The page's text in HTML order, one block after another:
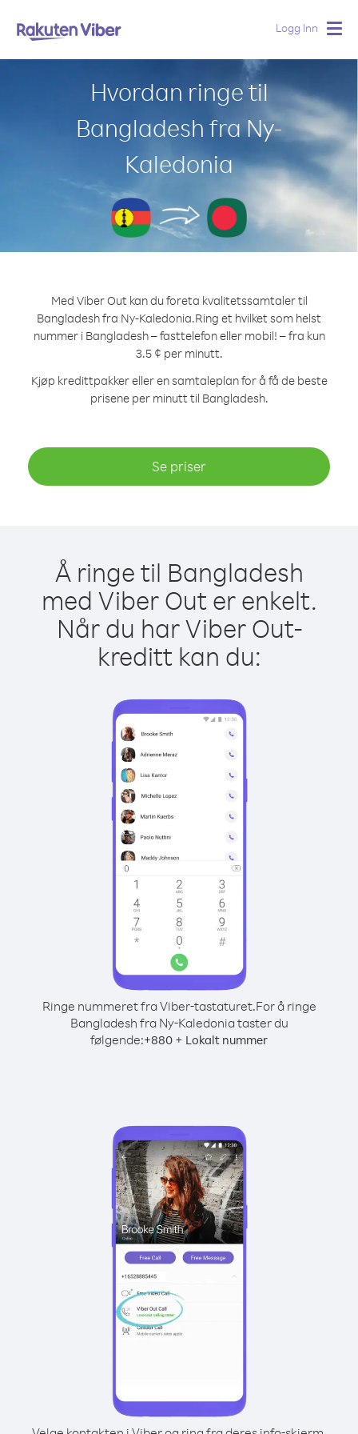
Logg Inn
Hvordan ringe til
Bangladesh fra Ny-
Kaledonia
Med Viber Out kan du foreta kvalitetssamtaler til
Bangladesh fra Ny-Kaledonia.Ring et hvilket som helst
nummer i Bangladesh – fasttelefon eller mobil! – fra kun
3.5 ¢ per minutt.
Kjøp kredittpakker eller en samtaleplan for å få de beste
prisene per minutt til Bangladesh.
Se priser
Å ringe til Bangladesh
med Viber Out er enkelt.
Når du har Viber Out-
kreditt kan du:
Ringe nummeret fra Viber-tastaturet.For å ringe
Bangladesh fra Ny-Kaledonia taster du
følgende:+880 + Lokalt nummer